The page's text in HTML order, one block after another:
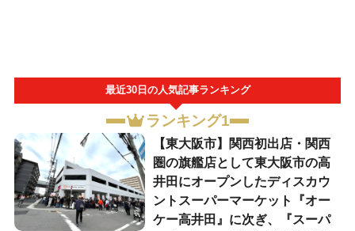
最近30日の人気記事ランキング
ランキング1
【東大阪市】関西初出店・関西
圏の旗艦店として東大阪市の高
井田にオープンしたディスカウ
ントスーパーマーケット『オー
ケー高井田』に次ぎ、『スーパ